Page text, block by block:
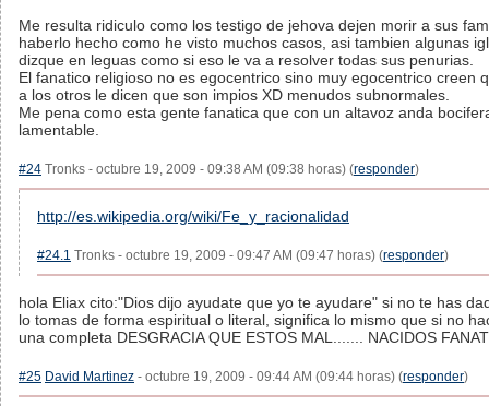
Me resulta ridiculo como los testigo de jehova dejen morir a sus
haberlo hecho como he visto muchos casos, asi tambien algunas
dizque en leguas como si eso le va a resolver todas sus penurias.
El fanatico religioso no es egocentrico sino muy egocentrico
a los otros le dicen que son impios XD menudos subnormales.
Me pena como esta gente fanatica que con un altavoz anda
lamentable.
#24 Tronks - octubre 19, 2009 - 09:38 AM (09:38 horas) (responder)
http://es.wikipedia.org/wiki/Fe_y_racionalidad
#24.1 Tronks - octubre 19, 2009 - 09:47 AM (09:47 horas) (responder)
hola Eliax cito:"Dios dijo ayudate que yo te ayudare" si no te has
lo tomas de forma espiritual o literal, significa lo mismo que si no
una completa DESGRACIA QUE ESTOS MAL....... NACIDOS
#25 David Martinez - octubre 19, 2009 - 09:44 AM (09:44 horas) (responder)